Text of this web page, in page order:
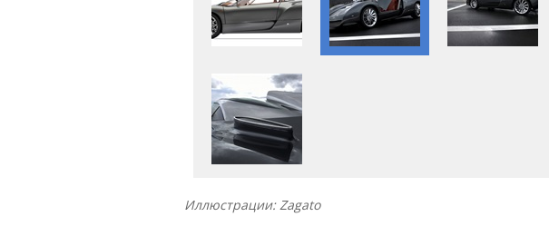
Иллюстрации: Zagato